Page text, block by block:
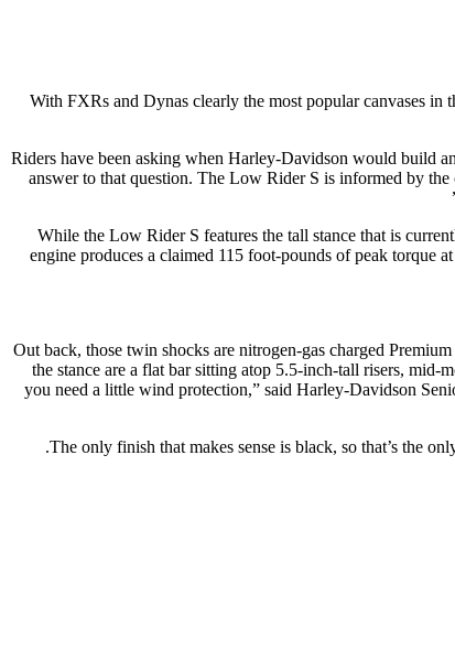
With FXRs and Dynas clearly the most popular canvases in
“Riders have been asking when Harley-Davidson would build
answer to that question. The Low Rider S is informed by
While the Low Rider S features the tall stance that is
engine produces a claimed 115 foot-pounds of peak torque
Out back, those twin shocks are nitrogen-gas charged
the stance are a flat bar sitting atop 5.5-inch-tall risers,
you need a little wind protection,” said Harley-Davidson
The only finish that makes sense is black, so that’s the